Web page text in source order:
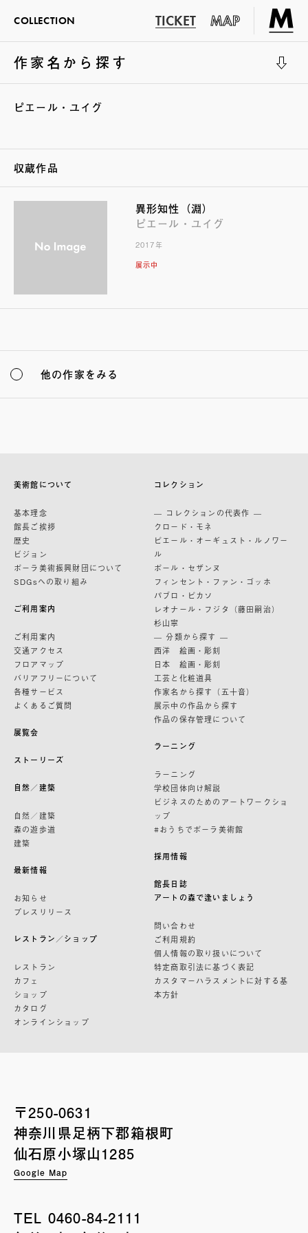
COLLECTION TICKET MAP
作家名から探す
展示室1
ピエール・ユイグ
収蔵作品
異形知性（淵）
ピエール・ユイグ
2017年
展示中
他の作家をみる
美術館について
基本理念
館長ご挨拶
歴史
ビジョン
ポーラ美術振興財団について
SDGsへの取り組み
ご利用案内
ご利用案内
交通アクセス
フロアマップ
バリアフリーについて
各種サービス
よくあるご質問
展覧会
ストーリーズ
自然／建築
自然／建築
森の遊歩道
建築
最新情報
お知らせ
プレスリリース
レストラン／ショップ
レストラン
カフェ
ショップ
カタログ
オンラインショップ
コレクション
— コレクションの代表作 —
クロード・モネ
ピエール・オーギュスト・ルノワー
ル
ポール・セザンヌ
フィンセント・ファン・ゴッホ
パブロ・ピカソ
レオナール・フジタ（藤田嗣治）
杉山寧
— 分類から探す —
西洋 絵画・彫刻
日本 絵画・彫刻
工芸と化粧道具
作家名から探す（五十音）
展示中の作品から探す
作品の保存管理について
ラーニング
ラーニング
学校団体向け解説
ビジネスのためのアートワークショ
ップ
#おうちでポーラ美術館
採用情報
館長日誌
アートの森で逢いましょう
問い合わせ
ご利用規約
個人情報の取り扱いについて
特定商取引法に基づく表記
カスタマーハラスメントに対する基
本方針
〒250-0631
神奈川県足柄下郡箱根町
仙石原小塚山1285
Google Map
TEL 0460-84-2111